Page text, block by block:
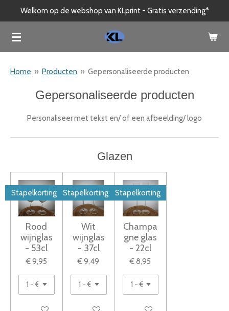
naar
de
hoofdinhoud
Welkom op de webshop van KLprint - Gratis verzending*
Home » Producten » Gepersonaliseerde producten
Gepersonaliseerde producten
Personaliseer met tekst en/ of een afbeelding/ logo
Glazen
Stapelkorting
Rood
wijnglas
- 53cl
€ 9,95
Stapelkorting
Wit
wijnglas
- 37cl
€ 9,49
Stapelkorting
Champa
gne glas
- 22cl
€ 8,95